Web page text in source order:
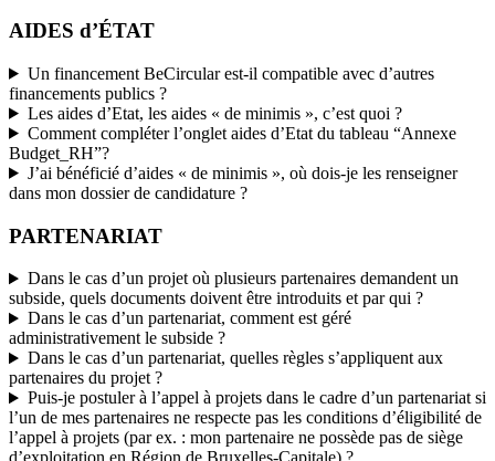
AIDES d’ÉTAT
Un financement BeCircular est-il compatible avec d’autres
financements publics ?
Les aides d’Etat, les aides « de minimis », c’est quoi ?
Comment compléter l’onglet aides d’Etat du tableau “Annexe
Budget_RH”?
J’ai bénéficié d’aides « de minimis », où dois-je les renseigner
dans mon dossier de candidature ?
PARTENARIAT
Dans le cas d’un projet où plusieurs partenaires demandent un
subside, quels documents doivent être introduits et par qui ?
Dans le cas d’un partenariat, comment est géré
administrativement le subside ?
Dans le cas d’un partenariat, quelles règles s’appliquent aux
partenaires du projet ?
Puis-je postuler à l’appel à projets dans le cadre d’un partenariat si
l’un de mes partenaires ne respecte pas les conditions d’éligibilité de
l’appel à projets (par ex. : mon partenaire ne possède pas de siège